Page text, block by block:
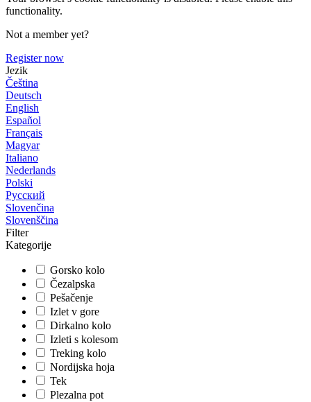
functionality.
Not a member yet?
Register now
Jezik
Čeština
Deutsch
English
Español
Français
Magyar
Italiano
Nederlands
Polski
Русский
Slovenčina
Slovenščina
Filter
Kategorije
Gorsko kolo
Čezalpska
Pešačenje
Izlet v gore
Dirkalno kolo
Izleti s kolesom
Treking kolo
Nordijska hoja
Tek
Plezalna pot